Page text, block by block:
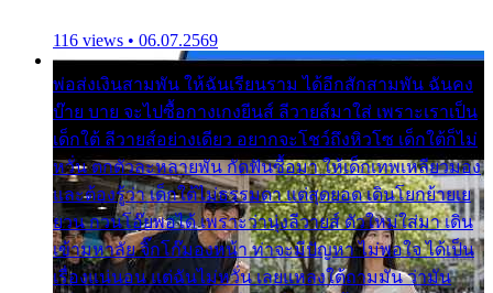
116 views • 06.07.2569
พ่อส่งเงินสามพัน ให้ฉันเรียนราม ได้อีกสักสามพัน ฉันคง
บ๊าย บาย จะไปซื้อกางเกงยีนส์ ลีวายส์มาใส่ เพราะเราเป็น
เด็กใต้ ลีวายส์อย่างเดียว อยากจะโชว์ถึงหิวโซ เด็กใต้ก็ไม่
หวั่น ตกตัวละหลายพัน กัดฟันซื้อมา ให้เด็กเทพเหลียวมอง
และต้องรู้ว่า เด็กใต้ไม่ธรรมดา แต่สุดยอด เดินโยกย้ายเย
ยวน กวนโอ๊ยพอได้ เพราะว่านุ่งลีวายส์ ตัวใหม่ใส่มา เดิน
เข้ามหาลัย จิ๊กโก๊มองหน้า ท่าจะมีปัญหา ไม่พอใจ ได้เป็น
เรื่องแน่นอน แต่ฉันไม่หวั่น เลยแหลงใต้ถามมัน ว่ามัน